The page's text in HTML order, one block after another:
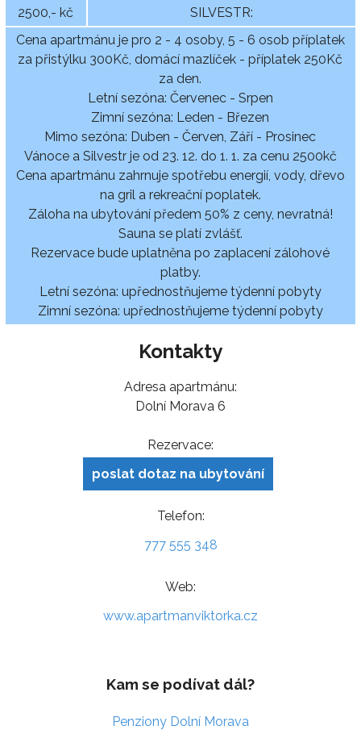
2500,- kč
SILVESTR:
Cena apartmánu je pro 2 - 4 osoby, 5 - 6 osob příplatek
za přistýlku 300Kč, domácí mazlíček - příplatek 250Kč
za den.
Letní sezóna: Červenec - Srpen
Zimní sezóna: Leden - Březen
Mimo sezóna: Duben - Červen, Září - Prosinec
Vánoce a Silvestr je od 23. 12. do 1. 1. za cenu 2500kč
Cena apartmánu zahrnuje spotřebu energií, vody, dřevo
na gril a rekreační poplatek.
Záloha na ubytování předem 50% z ceny, nevratná!
Sauna se platí zvlášť.
Rezervace bude uplatněna po zaplacení zálohové
platby.
Letní sezóna: upřednostňujeme týdenní pobyty
Zimní sezóna: upřednostňujeme týdenní pobyty
Kontakty
Adresa apartmánu:
Dolní Morava 6
Rezervace:
poslat dotaz na ubytování
Telefon:
777 555 348
Web:
www.apartmanviktorka.cz
Kam se podívat dál?
Penziony Dolní Morava